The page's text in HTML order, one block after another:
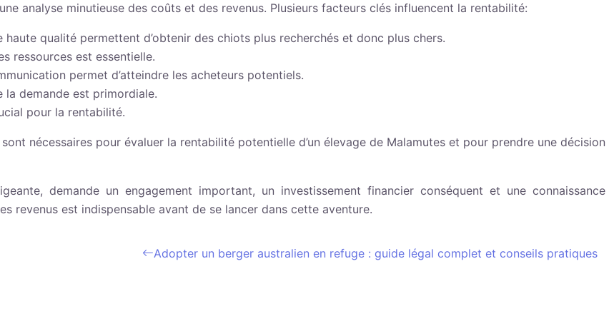
analyse minutieuse des coûts et des revenus. Plusieurs facteurs clés influencent la rentabilité:
haute qualité permettent d’obtenir des chiots plus recherchés et donc plus chers.
ressources est essentielle.
permet d’atteindre les acheteurs potentiels.
la demande est primordiale.
pour la rentabilité.
nécessaires pour évaluer la rentabilité potentielle d’un élevage de Malamutes et pour prendre une décision
demande un engagement important, un investissement financier conséquent et une connaissance
revenus est indispensable avant de se lancer dans cette aventure.
Adopter un berger australien en refuge : guide légal complet et conseils pratiques